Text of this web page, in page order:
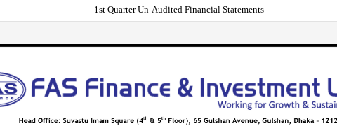
1st Quarter Un-Audited Financial Statements